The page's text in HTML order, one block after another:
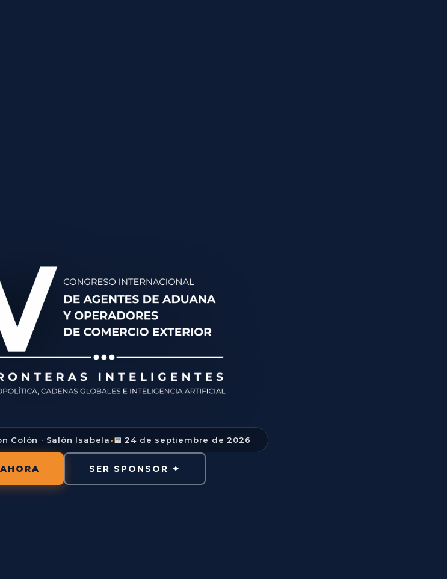
Colón · Salón Isabela·📅 24 de septiembre de 2026
SER SPONSOR ✦